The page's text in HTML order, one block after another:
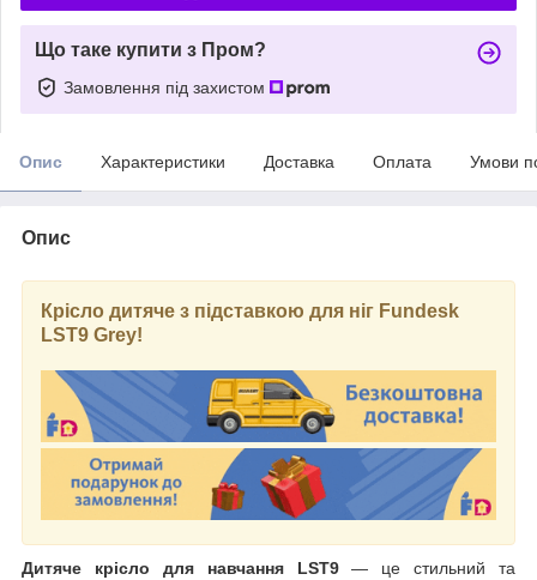
Що таке купити з Пром?
Замовлення під захистом
Опис Характеристики Доставка Оплата Умови
Опис
Крісло дитяче з підставкою для ніг Fundesk
LST9 Grey!
Дитяче крісло для навчання LST9— це стильний та